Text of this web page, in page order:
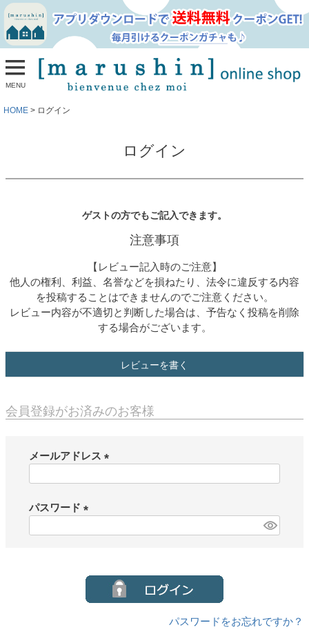
MENU
HOME ログイン
ログイン
ゲストの方でもご記入できます。
注意事項
【レビュー記入時のご注意】
他人の権利、利益、名誉などを損ねたり、法令に違反する内容
を投稿することはできませんのでご注意ください。
レビュー内容が不適切と判断した場合は、予告なく投稿を削除
する場合がございます。
レビューを書く
会員登録がお済みのお客様
メールアドレス
パスワード
パスワードをお忘れですか？